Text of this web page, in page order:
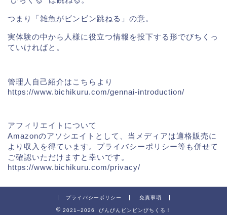
つまり「雑魚がビンビン跳ねる」の意。
実体験の中から人様に役立つ情報を投下する形でびちくっ
ていければと。
管理人自己紹介はこちらより
https://www.bichikuru.com/gennai-introduction/
アフィリエイトについて
Amazonのアソシエイトとして、当メディアは適格販売に
より収入を得ています。プライバシーポリシー等も併せて
ご確認いただけますと幸いです。
https://www.bichikuru.com/privacy/
プライバシーポリシー 免責事項
2021–2026 びんびんビンビンびちくる！